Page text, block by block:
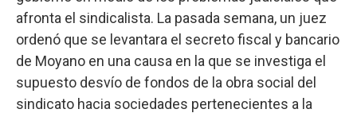
afronta el sindicalista. La pasada semana, un juez
ordenó que se levantara el secreto fiscal y bancario
de Moyano en una causa en la que se investiga el
supuesto desvío de fondos de la obra social del
sindicato hacia sociedades pertenecientes a la